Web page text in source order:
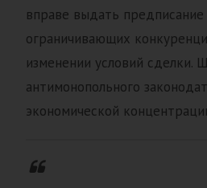
вправе выдать
ограничивающих
изменении условий сделки.
антимонопольного
экономической